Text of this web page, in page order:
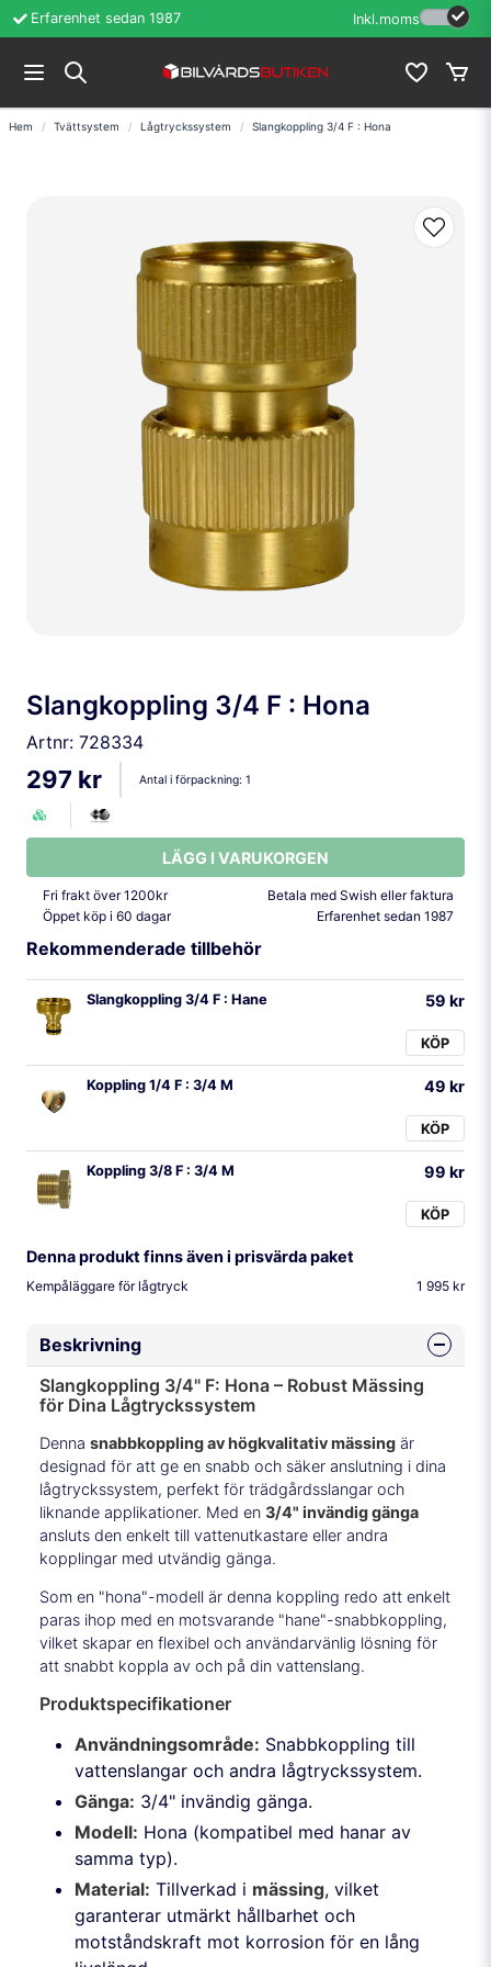
Erfarenhet sedan 1987 Inkl.moms
Hem Tvättsystem Lågtryckssystem Slangkoppling 3/4 F : Hona
Slangkoppling 3/4 F : Hona
Artnr: 728334
297 kr Antal i förpackning: 1
LÄGG I VARUKORGEN
Fri frakt över 1200kr
Betala med Swish eller faktura
Öppet köp i 60 dagar
Erfarenhet sedan 1987
Rekommenderade tillbehör
Slangkoppling 3/4 F : Hane 59 kr
KÖP
Koppling 1/4 F : 3/4 M 49 kr
KÖP
Koppling 3/8 F : 3/4 M 99 kr
KÖP
Denna produkt finns även i prisvärda paket
Kempåläggare för lågtryck 1 995 kr
Beskrivning
Slangkoppling 3/4" F: Hona – Robust Mässing
för Dina Lågtryckssystem
Denna snabbkoppling av högkvalitativ mässing är
designad för att ge en snabb och säker anslutning i dina
lågtryckssystem, perfekt för trädgårdsslangar och
liknande applikationer. Med en 3/4" invändig gänga
ansluts den enkelt till vattenutkastare eller andra
kopplingar med utvändig gänga.
Som en "hona"-modell är denna koppling redo att enkelt
paras ihop med en motsvarande "hane"-snabbkoppling,
vilket skapar en flexibel och användarvänlig lösning för
att snabbt koppla av och på din vattenslang.
Produktspecifikationer
Användningsområde: Snabbkoppling till
vattenslangar och andra lågtryckssystem.
Gänga: 3/4" invändig gänga.
Modell: Hona (kompatibel med hanar av
samma typ).
Material: Tillverkad i mässing, vilket
garanterar utmärkt hållbarhet och
motståndskraft mot korrosion för en lång